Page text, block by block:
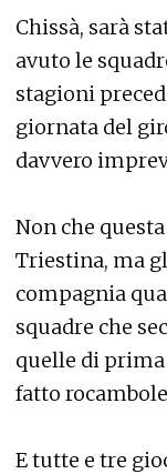
Chissà, sarà
avuto le
stagioni
giornata del
davvero
Non che
Triestina, ma
compagnia
squadre che
quelle di prima
fatto
E tutte e tre